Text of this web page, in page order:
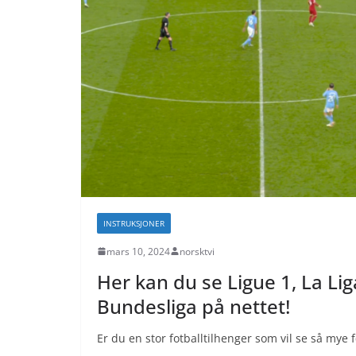
INSTRUKSJONER
mars 10, 2024 norsktvi
Her kan du se Ligue 1, La
Bundesliga på nettet!
Er du en stor fotballtilhenger som vil se så